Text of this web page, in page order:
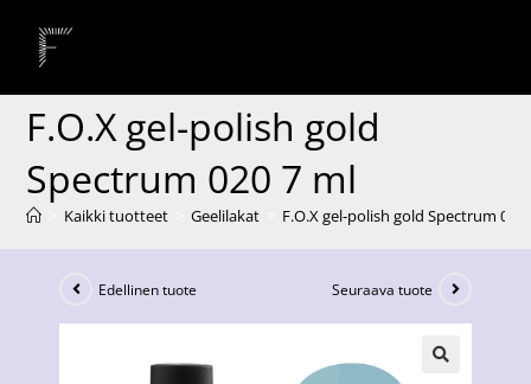
F.O.X gel-polish gold
Spectrum 020 7 ml
Kaikki tuotteet Geelilakat F.O.X gel-polish gold Spectrum 020
Edellinen tuote Seuraava tuote